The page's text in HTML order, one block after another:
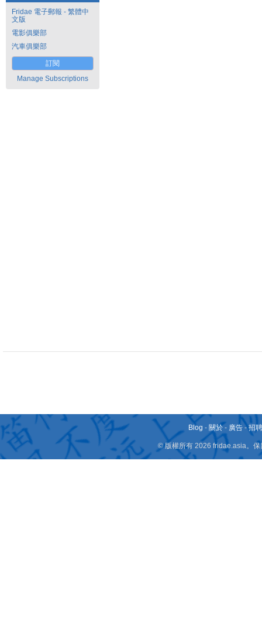
Fridae 電子郵報 - 繁體中
文版
電影俱樂部
汽車俱樂部
訂閱
Manage Subscriptions
Blog - 關於 - 廣告 -招
© 版權所有 2026 fridae.asia。